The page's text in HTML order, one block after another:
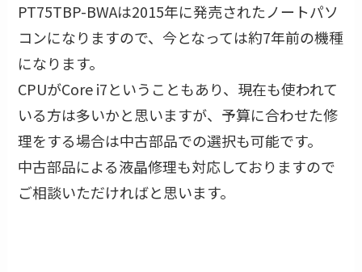
PT75TBP-BWAは2015年に発売されたノートパソ
コンになりますので、今となっては約7年前の機種
になります。
CPUがCore i7ということもあり、現在も使われて
いる方は多いかと思いますが、予算に合わせた修
理をする場合は中古部品での選択も可能です。
中古部品による液晶修理も対応しておりますので
ご相談いただければと思います。